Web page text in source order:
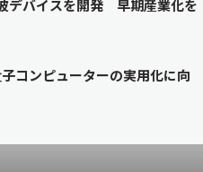
デバイスを開発 早期産業化を
コンピューターの実用化に向